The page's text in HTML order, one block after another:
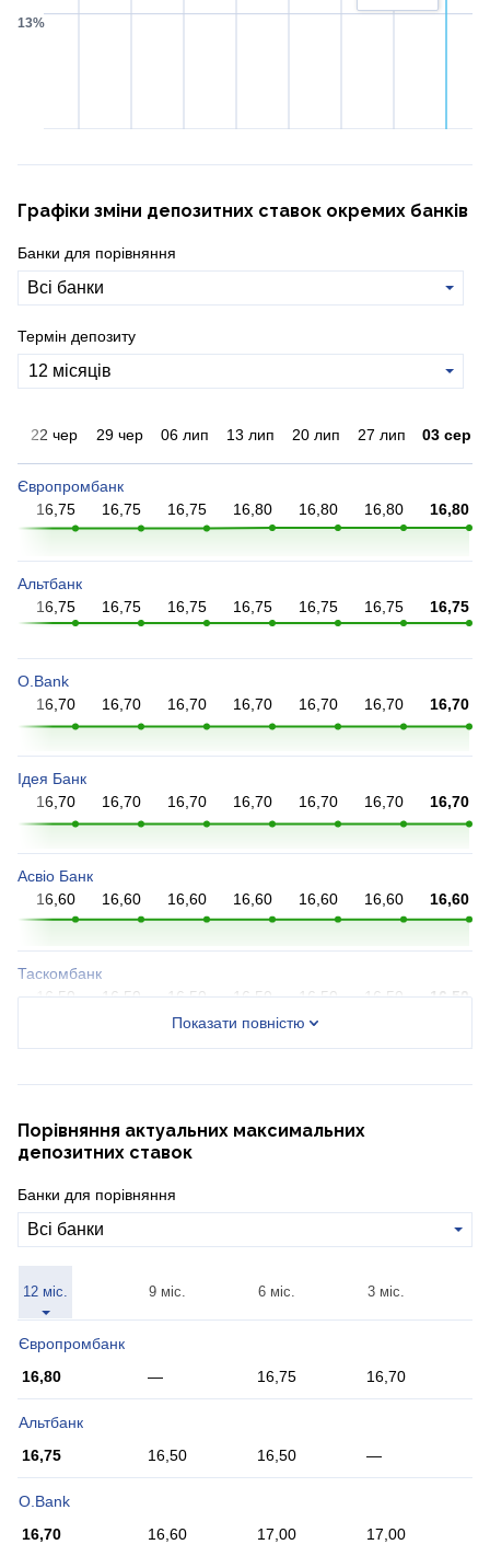
13%
Графіки зміни депозитних ставок окремих банків
Банки для порівняння
Всі банки
Термін депозиту
22 чер 29 чер 06 лип 13 лип 20 лип 27 лип 03 сер
Європромбанк
16,75 16,75 16,75 16,80 16,80 16,80 16,80
Альтбанк
16,75 16,75 16,75 16,75 16,75 16,75 16,75
O.Bank
16,70 16,70 16,70 16,70 16,70 16,70 16,70
Ідея Банк
16,70 16,70 16,70 16,70 16,70 16,70 16,70
Асвіо Банк
16,60 16,60 16,60 16,60 16,60 16,60 16,60
Таскомбанк
16,50 16,50 16,50 16,50 16,50 16,50
16,50
Показати повністю
Порівняння актуальних максимальних
депозитних ставок
Банки для порівняння
Всі банки
12 міс. 9 міс. 6 міс. 3 міс.
Європромбанк
16,80
— 16,75 16,70
Альтбанк
16,75
16,50 16,50 —
O.Bank
16,70
16,60 17,00 17,00